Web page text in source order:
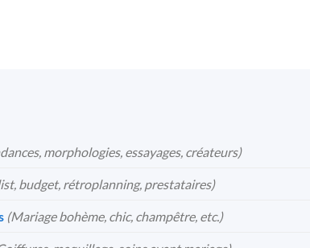
morphologies, essayages, créateurs)
budget, rétroplanning, prestataires)
(Mariage bohème, chic, champêtre, etc.)